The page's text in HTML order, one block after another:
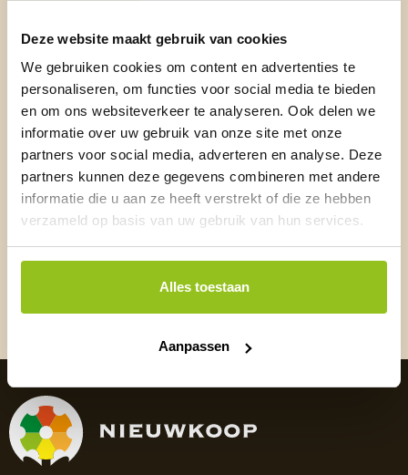
Deze website maakt gebruik van cookies
We gebruiken cookies om content en advertenties te
personaliseren, om functies voor social media te bieden
en om ons websiteverkeer te analyseren. Ook delen we
informatie over uw gebruik van onze site met onze
partners voor social media, adverteren en analyse. Deze
partners kunnen deze gegevens combineren met andere
informatie die u aan ze heeft verstrekt of die ze hebben
verzameld op basis van uw gebruik van hun services.
Alles toestaan
Aanpassen
Ontvang updates over onze nieuwste producten, kennisartikelen
Naam *
E-mailadres*
Ik ga ermeeakkoorddat Nieuwkoop mij mag mailen.*